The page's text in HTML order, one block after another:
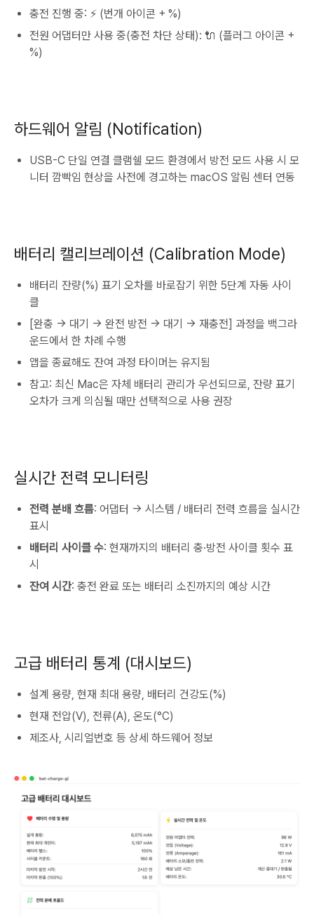
충전 진행 중: ⚡️ (번개 아이콘 + %)
전원 어댑터만 사용 중(충전 차단 상태): 🔌 (플러그 아이콘 +
%)
하드웨어 알림 (Notification)
USB-C 단일 연결 클램쉘 모드 환경에서 방전 모드 사용 시 모
니터 깜빡임 현상을 사전에 경고하는 macOS 알림 센터 연동
배터리 캘리브레이션 (Calibration Mode)
배터리 잔량(%) 표기 오차를 바로잡기 위한 5단계 자동 사이
클
[완충 → 대기 → 완전 방전 → 대기 → 재충전] 과정을 백그라
운드에서 한 차례 수행
앱을 종료해도 잔여 과정 타이머는 유지됨
참고: 최신 Mac은 자체 배터리 관리가 우선되므로, 잔량 표기
오차가 크게 의심될 때만 선택적으로 사용 권장
실시간 전력 모니터링
전력 분배 흐름: 어댑터 → 시스템 / 배터리 전력 흐름을 실시간
표시
배터리 사이클 수: 현재까지의 배터리 충·방전 사이클 횟수 표
시
잔여 시간: 충전 완료 또는 배터리 소진까지의 예상 시간
고급 배터리 통계 (대시보드)
설계 용량, 현재 최대 용량, 배터리 건강도(%)
현재 전압(V), 전류(A), 온도(°C)
제조사, 시리얼번호 등 상세 하드웨어 정보